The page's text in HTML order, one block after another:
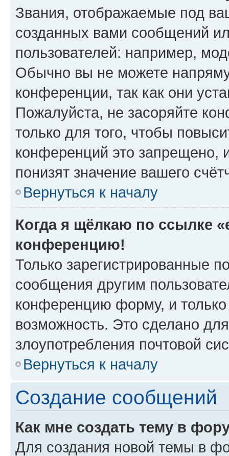
Звания, отображаемые под
созданных вами сообщений
пользователей: например,
Обычно вы не можете
конференции, так как они
Пожалуйста, не засоряйте
только для того, чтобы
конференций это запрещено,
понизят значение вашего
Вернуться к началу
Когда я щёлкаю по ссылке
конференцию!
Только зарегистрированные
сообщения другим
конференцию форму, и
возможность. Это сделано
злоупотребления почтовой
Вернуться к началу
Создание сообщений
Как мне создать тему в
Для создания новой темы в